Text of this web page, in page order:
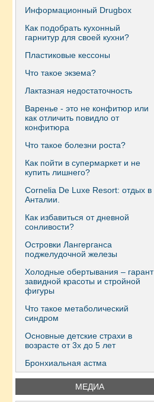
Информационный Drugbox
Как подобрать кухонный
гарнитур для своей кухни?
Пластиковые кессоны
Что такое экзема?
Лактазная недостаточность
Варенье - это не конфитюр или
как отличить повидло от
конфитюра
Что такое болезни роста?
Как пойти в супермаркет и не
купить лишнего?
Сornelia De Luxe Resort: отдых в
Анталии.
Как избавиться от дневной
сонливости?
Островки Лангерганса
поджелудочной железы
Холодные обертывания – гарант
завидной красоты и стройной
фигуры
Что такое метаболический
синдром
Основные детские страхи в
возрасте от 3х до 5 лет
Бронхиальная астма
МЕДИА